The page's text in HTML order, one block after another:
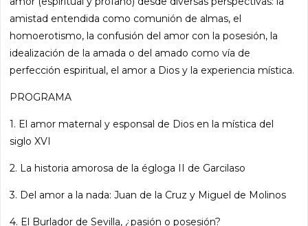
amistad entendida como comunión de almas, el
homoerotismo, la confusión del amor con la posesión, la
idealización de la amada o del amado como vía de
perfección espiritual, el amor a Dios y la experiencia mística.
PROGRAMA
1. El amor maternal y esponsal de Dios en la mística del
siglo XVI
2. La historia amorosa de la égloga II de Garcilaso
3. Del amor a la nada: Juan de la Cruz y Miguel de Molinos
4. El Burlador de Sevilla, ¿pasión o posesión?